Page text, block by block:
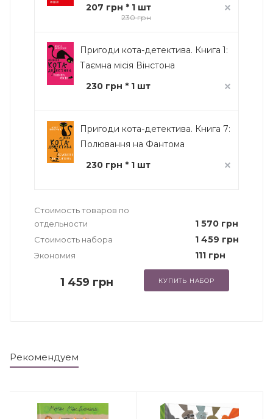
207 грн * 1 шт
230 грн
Пригоди кота-детектива. Книга 1:
Таємна місія Вінстона
230 грн * 1 шт
Пригоди кота-детектива. Книга 7:
Полювання на Фантома
230 грн * 1 шт
Стоимость товаров по
отдельности
1 570 грн
Стоимость набора 1 459 грн
Экономия 111 грн
1 459 грн КУПИТЬ НАБОР
Рекомендуем